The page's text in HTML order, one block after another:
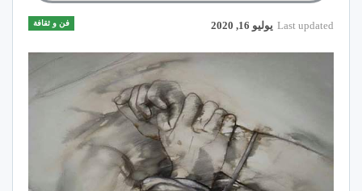
فن و ثقافة Last updated يوليو 16, 2020